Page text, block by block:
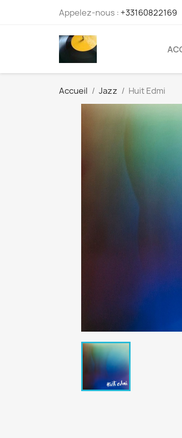
Appelez-nous : +33160822169
Accueil Jazz Huit Edmi